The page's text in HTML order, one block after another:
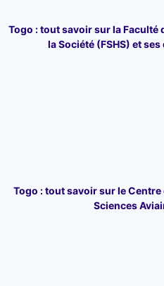
Togo : tout savoir sur la Faculté
la Société (FSHS) et
Togo : tout savoir sur le Centre
Sciences